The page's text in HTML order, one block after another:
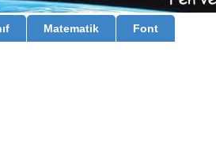
Matematik Font